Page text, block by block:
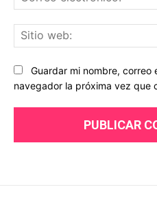
Guardar mi nombre,
navegador la próxima vez que